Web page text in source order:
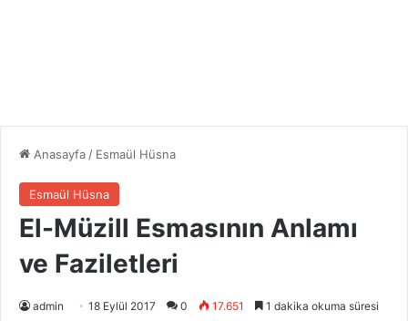
Anasayfa/ Esmaül Hüsna
Esmaül Hüsna
El-Müzill Esmasının Anlamı
ve Faziletleri
admin 18 Eylül 2017 0 17.651 1 dakika okuma süresi